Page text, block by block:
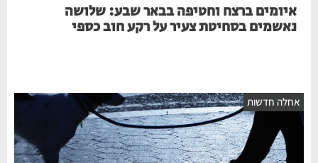
איומים ברצח וחטיפה בבאר שבע: שלושה
נאשמים בסחיטת צעיר על רקע חוב כספי
חדשות